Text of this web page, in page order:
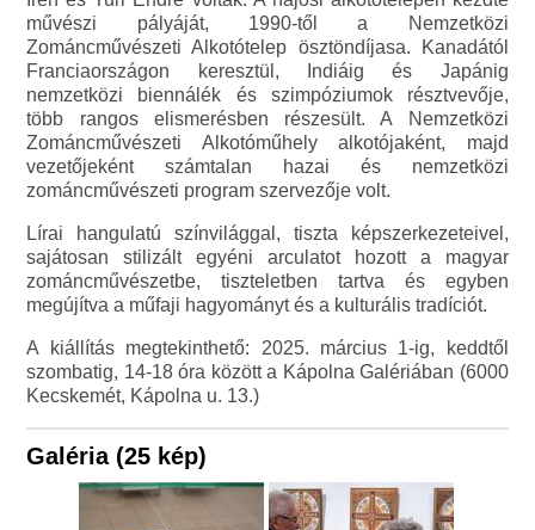
művészi pályáját, 1990-től a Nemzetközi
Zománcművészeti Alkotótelep ösztöndíjasa. Kanadától
Franciaországon keresztül, Indiáig és Japánig
nemzetközi biennálék és szimpóziumok résztvevője,
több rangos elismerésben részesült. A Nemzetközi
Zománcművészeti Alkotóműhely alkotójaként, majd
vezetőjeként számtalan hazai és nemzetközi
zománcművészeti program szervezője volt.
Lírai hangulatú színvilággal, tiszta képszerkezeteivel,
sajátosan stilizált egyéni arculatot hozott a magyar
zománcművészetbe, tiszteletben tartva és egyben
megújítva a műfaji hagyományt és a kulturális tradíciót.
A kiállítás megtekinthető: 2025. március 1-ig, keddtől
szombatig, 14-18 óra között a Kápolna Galériában (6000
Kecskemét, Kápolna u. 13.)
Galéria (25 kép)